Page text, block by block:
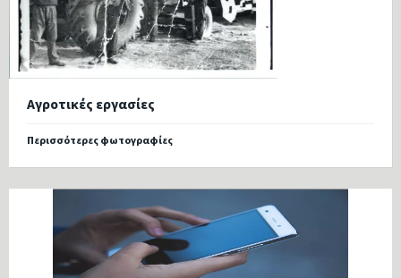
Αγροτικές εργασίες
Περισσότερες φωτογραφίες